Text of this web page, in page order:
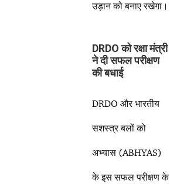
उड़ान को बनाए रखेगा।
DRDO को रक्षा मंत्री
ने दी सफल परीक्षण
की बधाई
DRDO और भारतीय
सशस्त्र बलों को
अभ्यास (ABHYAS)
के इस सफल परीक्षण के